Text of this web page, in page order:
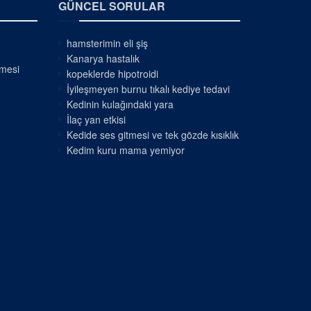
GÜNCEL SORULAR
hamsterimin eli şiş
Kanarya hastalık
kopeklerde hipotroidi
İyileşmeyen burnu tıkalı kediye tedavi
Kedinin kulağındaki yara
İlaç yan etkisi
Kedide ses gitmesi ve tek gözde kısıklık
Kedim kuru mama yemiyor